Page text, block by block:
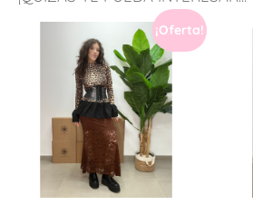
¡Oferta!